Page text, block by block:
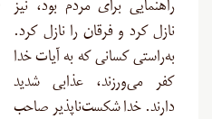
راهنمایی برای مردم بود، نیز
نازل کرد و فرقان را نازل کرد.
به‌راستی کسانی که به آیات خدا
کفر می‌ورزند، عذابی شدید
دارند. خدا شکست‌ناپذیر صاحب